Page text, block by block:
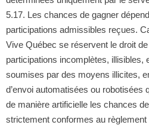
5.17. Les chances de gagner
participations admissibles reçues.
Vive Québec se réservent le droit
participations incomplètes, illisibles,
soumises par des moyens illicites,
d’envoi automatisées ou robotisées
de manière artificielle les chances
strictement conformes au